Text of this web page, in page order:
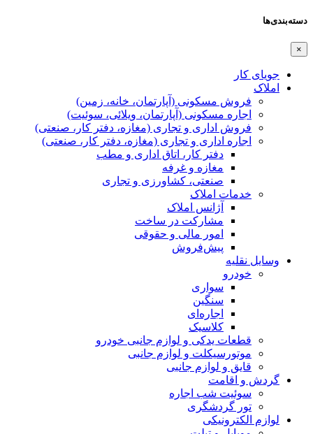
دسته‌بندی‌ها
×
جویای کار
املاک
فروش مسکونی (آپارتمان، خانه، زمین)
اجاره مسکونی (آپارتمان، ویلائی، سوئیت)
فروش اداری و تجاری (مغازه، دفتر کار، صنعتی)
اجاره اداری و تجاری (مغازه، دفتر کار، صنعتی)
دفتر کار، اتاق اداری و مطب
مغازه و غرفه
صنعتی،‌ کشاورزی و تجاری
خدمات املاک
آژانس املاک
مشارکت در ساخت
امور مالی و حقوقی
پیش‌فروش
وسایل نقلیه
خودرو
سواری
سنگین
اجاره‌ای
کلاسیک
قطعات یدکی و لوازم جانبی خودرو
موتورسیکلت و لوازم جانبی
قایق و لوازم جانبی
گردش و اقامت
سوئیت شب اجاره
تور گردشگری
لوازم الکترونیکی